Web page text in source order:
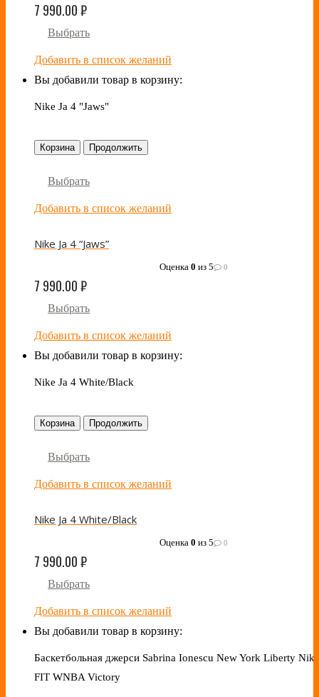
7 990.00₽
Выбрать
Добавить в список желаний
Вы добавили товар в корзину:
Nike Ja 4 "Jaws"
Корзина Продолжить
Выбрать
Добавить в список желаний
Nike Ja 4 “Jaws”
Оценка 0 из 5 0
7 990.00₽
Выбрать
Добавить в список желаний
Вы добавили товар в корзину:
Nike Ja 4 White/Black
Корзина Продолжить
Выбрать
Добавить в список желаний
Nike Ja 4 White/Black
Оценка 0 из 5 0
7 990.00₽
Выбрать
Добавить в список желаний
Вы добавили товар в корзину:
Баскетбольная джерси Sabrina Ionescu New York Liberty
FIT WNBA Victory